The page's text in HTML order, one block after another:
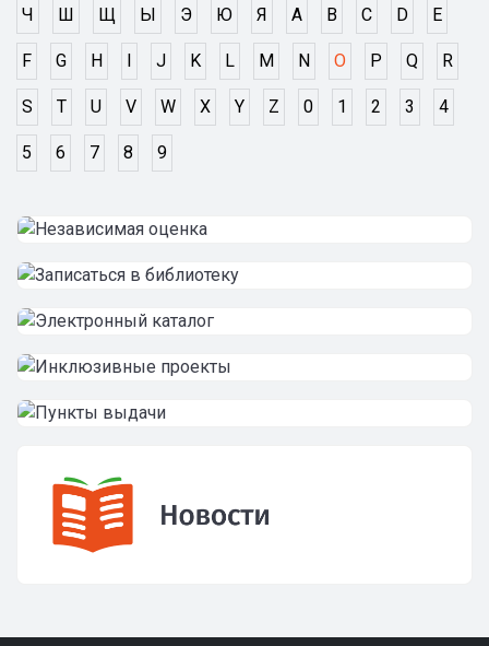
Ч Ш Щ Ы Э Ю Я A B C D E
F G H I J K L M N O P Q R
S T U V W X Y Z 0 1 2 3 4
5 6 7 8 9